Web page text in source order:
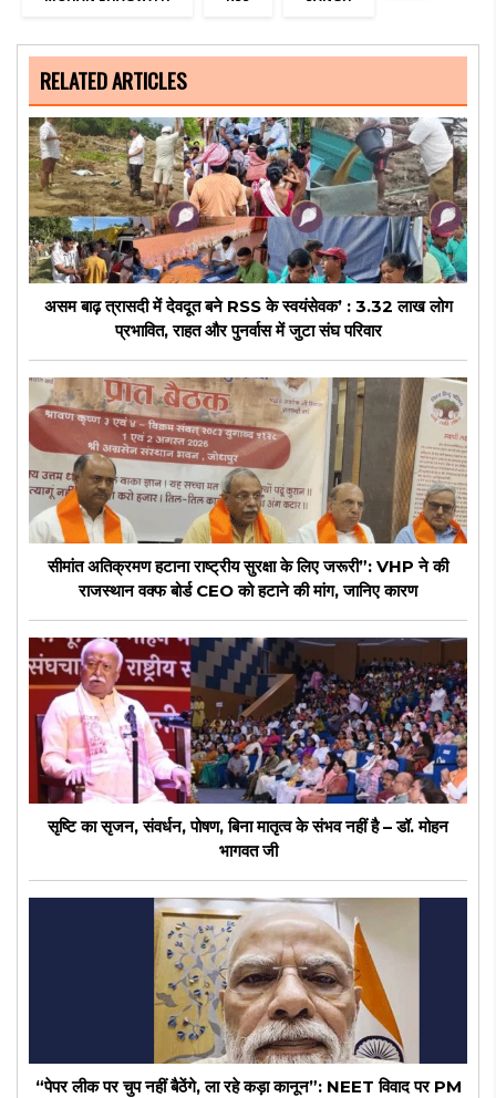
RELATED ARTICLES
असम बाढ़ त्रासदी में देवदूत बने RSS के स्वयंसेवक’ : 3.32 लाख लोग
प्रभावित, राहत और पुनर्वास में जुटा संघ परिवार
सीमांत अतिक्रमण हटाना राष्ट्रीय सुरक्षा के लिए जरूरी”: VHP ने की
राजस्थान वक्फ बोर्ड CEO को हटाने की मांग, जानिए कारण
सृष्टि का सृजन, संवर्धन, पोषण, बिना मातृत्व के संभव नहीं है – डॉ. मोहन
भागवत जी
“पेपर लीक पर चुप नहीं बैठेंगे, ला रहे कड़ा कानून”: NEET विवाद पर PM